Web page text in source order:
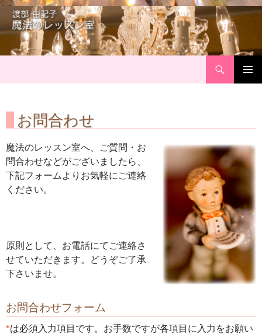
お問合わせ
魔法のレッスン室へ、ご質問・お
問合わせなどがございましたら、
下記フォームよりお気軽にご連絡
ください。
原則として、お電話にてご連絡さ
せていただきます。どうぞご了承
下さいませ。
お問合わせフォーム
*は必須入力項目です。お手数ですが各項目に入力をお願い